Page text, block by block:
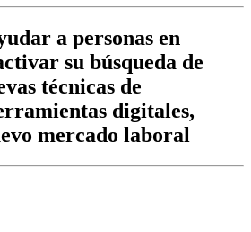
a personas en
su búsqueda de
técnicas de
digitales,
mercado laboral